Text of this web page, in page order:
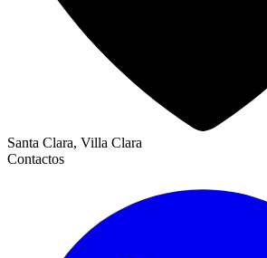
Santa Clara, Villa Clara
Contactos